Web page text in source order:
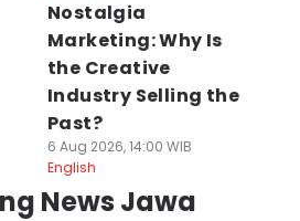
Nostalgia
Marketing: Why Is
the Creative
Industry Selling the
Past?
6 Aug 2026, 14:00 WIB
English
News Jawa